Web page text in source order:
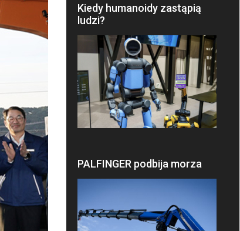
Kiedy humanoidy zastąpią
ludzi?
PALFINGER podbija morza